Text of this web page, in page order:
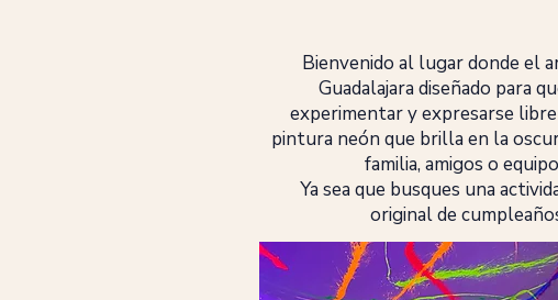
Bienvenido al lugar donde el
Guadalajara diseñado para
experimentar y expresarse
pintura neón que brilla en la
familia, amigos o
Ya sea que busques una
original de